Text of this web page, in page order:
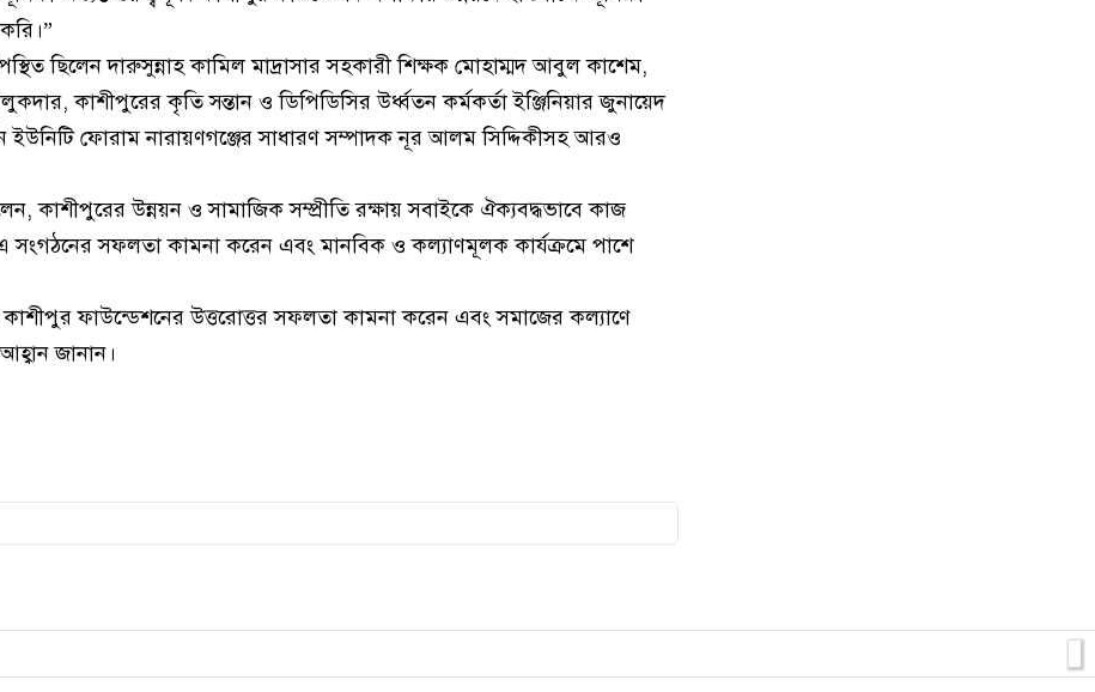
ছিলেন দারুসুন্নাহ কামিল মাদ্রাসার সহকারী শিক্ষক মোহাম্মদ আবুল কাশেম,
কাশীপুরের কৃতি সন্তান ও ডিপিডিসির উর্ধ্বতন কর্মকর্তা ইঞ্জিনিয়ার জুনায়েদ
ইউনিটি ফোরাম নারায়ণগঞ্জের সাধারণ সম্পাদক নূর আলম সিদ্দিকীসহ আরও
কাশীপুরের উন্নয়ন ও সামাজিক সম্প্রীতি রক্ষায় সবাইকে ঐক্যবদ্ধভাবে কাজ
সংগঠনের সফলতা কামনা করেন এবং মানবিক ও কল্যাণমূলক কার্যক্রমে পাশে
কাশীপুর ফাউন্ডেশনের উত্তরোত্তর সফলতা কামনা করেন এবং সমাজের কল্যাণে
জানান।
ওয়ার্ডে চেয়ারম্যান পদপ্রার্থী